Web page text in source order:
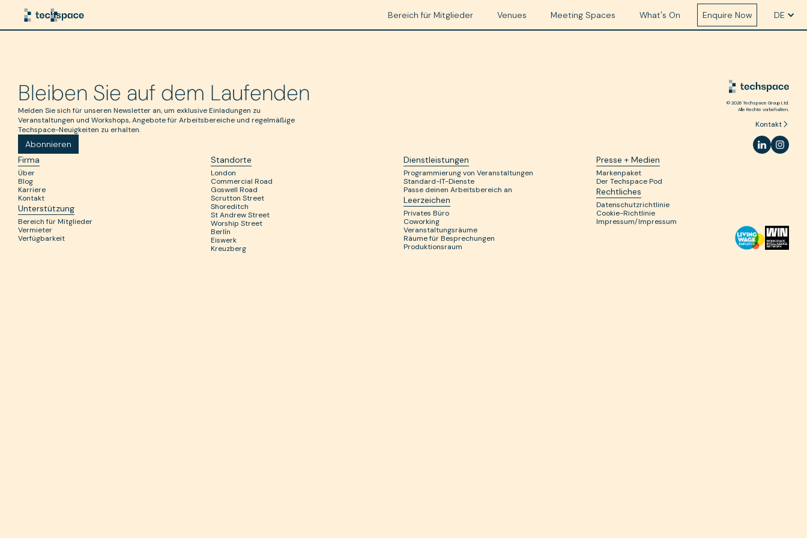
Bereich für Mitglieder Venues Meeting Spaces What's On Enquire Now DE
officernd e-c
ommerce port
al
Bleiben Sie auf dem Laufenden
Melden Sie sich für unseren Newsletter an, um exklusive Einladungen zu
Veranstaltungen und Workshops, Angebote für Arbeitsbereiche und regelmäßige
Techspace-Neuigkeiten zu erhalten.
Abonnieren
© 2026 Techspace Group Ltd.
Alle Rechte vorbehalten.
Kontakt
Firma
Über
Blog
Karriere
Kontakt
Unterstützung
Bereich für Mitglieder
Vermieter
Verfügbarkeit
Standorte
London
Commercial Road
Goswell Road
Scrutton Street
Shoreditch
St Andrew Street
Worship Street
Berlín
Eiswerk
Kreuzberg
Dienstleistungen
Programmierung von Veranstaltungen
Standard-IT-Dienste
Passe deinen Arbeitsbereich an
Leerzeichen
Privates Büro
Coworking
Veranstaltungsräume
Räume für Besprechungen
Produktionsraum
Presse + Medien
Markenpaket
Der Techspace Pod
Rechtliches
Datenschutzrichtlinie
Cookie-Richtlinie
Impressum/Impressum